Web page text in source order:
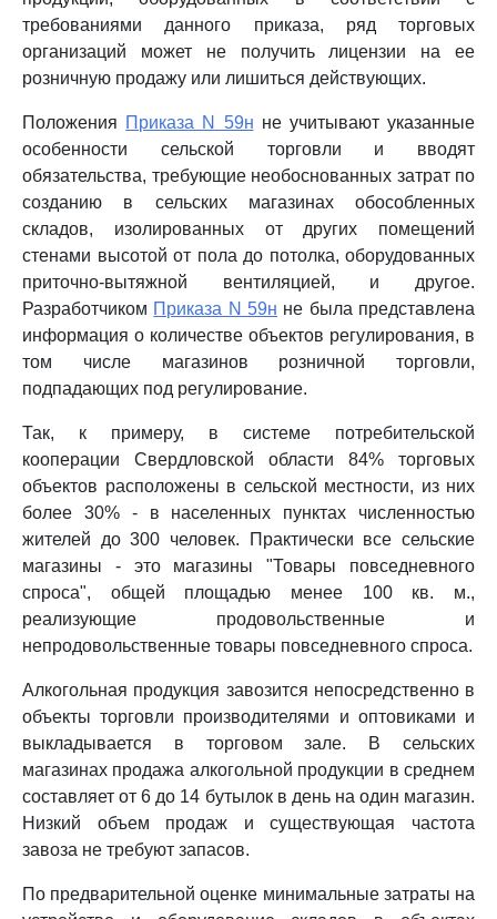
требованиями данного приказа, ряд торговых
организаций может не получить лицензии на ее
розничную продажу или лишиться действующих.
Положения Приказа N 59н не учитывают указанные
особенности сельской торговли и вводят
обязательства, требующие необоснованных затрат по
созданию в сельских магазинах обособленных
складов, изолированных от других помещений
стенами высотой от пола до потолка, оборудованных
приточно-вытяжной вентиляцией, и другое.
Разработчиком Приказа N 59н не была представлена
информация о количестве объектов регулирования, в
том числе магазинов розничной торговли,
подпадающих под регулирование.
Так, к примеру, в системе потребительской
кооперации Свердловской области 84% торговых
объектов расположены в сельской местности, из них
более 30% - в населенных пунктах численностью
жителей до 300 человек. Практически все сельские
магазины - это магазины "Товары повседневного
спроса", общей площадью менее 100 кв. м.,
реализующие продовольственные и
непродовольственные товары повседневного спроса.
Алкогольная продукция завозится непосредственно в
объекты торговли производителями и оптовиками и
выкладывается в торговом зале. В сельских
магазинах продажа алкогольной продукции в среднем
составляет от 6 до 14 бутылок в день на один магазин.
Низкий объем продаж и существующая частота
завоза не требуют запасов.
По предварительной оценке минимальные затраты на